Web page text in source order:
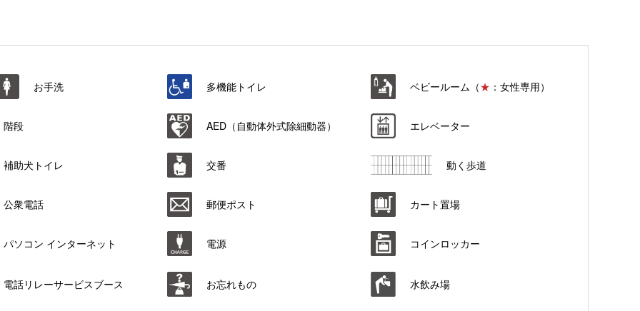
お手洗 多機能トイレ ベビールーム（★ ：女性専用）
階段 AED（自動体外式除細動器） エレベーター
補助犬トイレ 交番 動く歩道
公衆電話 郵便ポスト カート置場
パソコン インターネット 電源 コインロッカー
電話リレーサービスブース お忘れもの 水飲み場